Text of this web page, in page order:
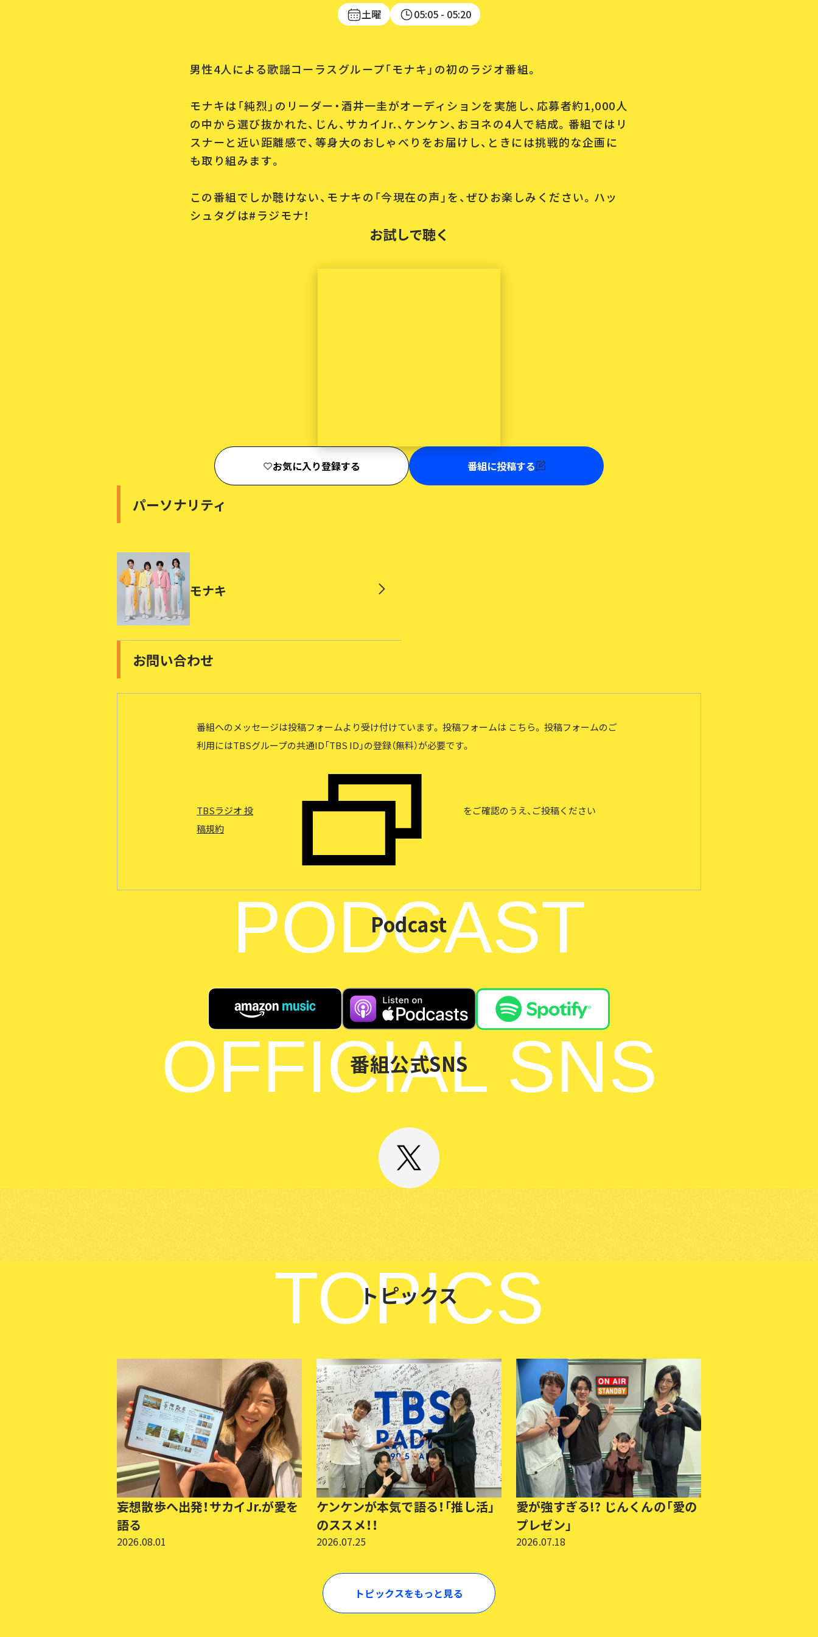
土曜 05:05 - 05:20
男性4人による歌謡コーラスグループ「モナキ」の初のラジオ番組。
モナキは「純烈」のリーダー・酒井一圭がオーディションを実施し、応募者約1,000人
の中から選び抜かれた、じん、サカイJr.、ケンケン、おヨネの4人で結成。番組ではリ
スナーと近い距離感で、等身大のおしゃべりをお届けし、ときには挑戦的な企画に
も取り組みます。
この番組でしか聴けない、モナキの「今現在の声」を、ぜひお楽しみください。ハッ
シュタグは#ラジモナ！
お試しで聴く
お気に入り登録する 番組に投稿する
パーソナリティ
モナキ
お問い合わせ
番組へのメッセージは投稿フォームより受け付けています。 投稿フォームは こちら。 投稿フォームのご
利用にはTBSグループの共通ID「TBS ID」の登録（無料）が必要です。
TBSラジオ 投
稿規約
をご確認のうえ、ご投稿ください
Podcast
PODCAST
番組公式SNS
OFFICIAL SNS
トピックス
TOPICS
妄想散歩へ出発！サカイJr.が愛を
語る
2026.08.01
ケンケンが本気で語る！「推し活」
のススメ！！
2026.07.25
愛が強すぎる!? じんくんの「愛の
プレゼン」
2026.07.18
トピックスをもっと見る